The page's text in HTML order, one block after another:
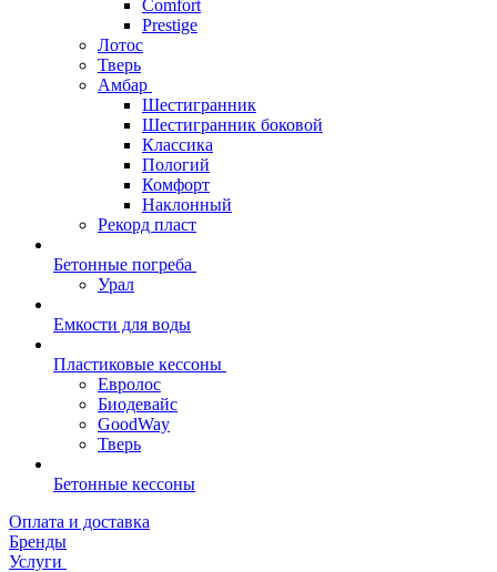
Comfort
Prestige
Лотос
Тверь
Амбар
Шестигранник
Шестигранник боковой
Классика
Пологий
Комфорт
Наклонный
Рекорд пласт
Бетонные погреба
Урал
Емкости для воды
Пластиковые кессоны
Евролос
Биодевайс
GoodWay
Тверь
Бетонные кессоны
Оплата и доставка
Бренды
Услуги